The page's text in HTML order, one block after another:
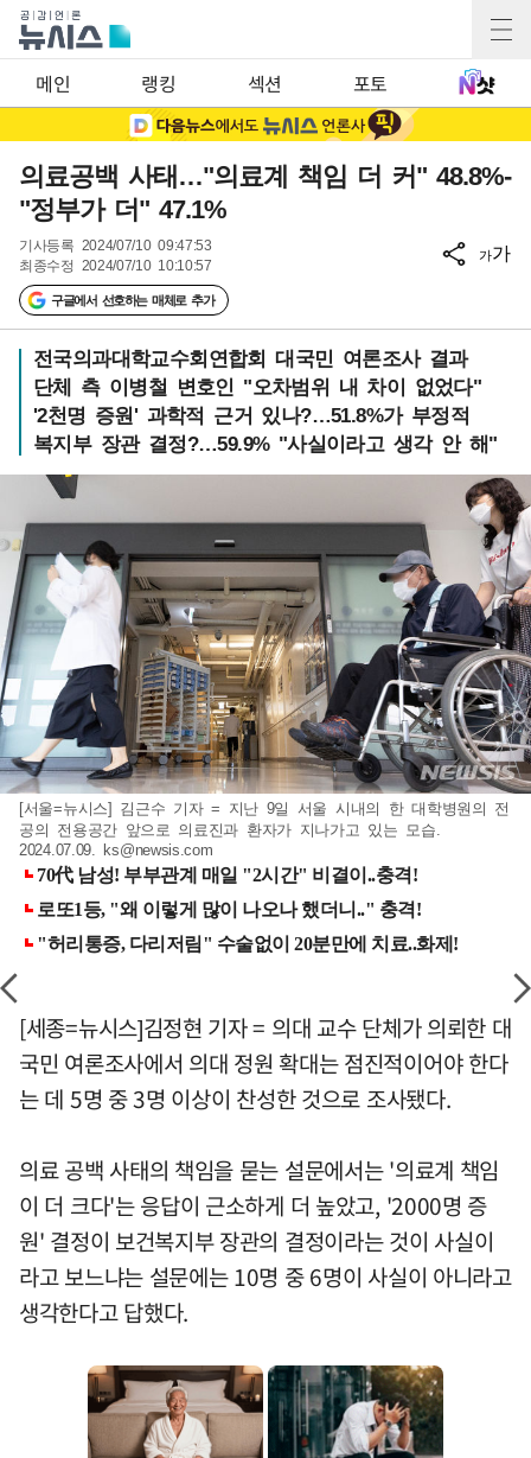
메인 랭킹 섹션 포토
의료공백 사태…"의료계 책임 더 커" 48.8%-
"정부가 더" 47.1%
기사등록 2024/07/10 09:47:53
최종수정 2024/07/10 10:10:57
구글에서 선호하는 매체로 추가
가가
전국의과대학교수회연합회 대국민 여론조사 결과
단체 측 이병철 변호인 "오차범위 내 차이 없었다"
'2천명 증원' 과학적 근거 있나?…51.8%가 부정적
복지부 장관 결정?…59.9% "사실이라고 생각 안 해"
[서울=뉴시스] 김근수 기자 = 지난 9일 서울 시내의 한 대학병원의 전
공의 전용공간 앞으로 의료진과 환자가 지나가고 있는 모습.
2024.07.09. ks@newsis.com
[세종=뉴시스]김정현 기자 = 의대 교수 단체가 의뢰한 대
국민 여론조사에서 의대 정원 확대는 점진적이어야 한다
는 데 5명 중 3명 이상이 찬성한 것으로 조사됐다.
의료 공백 사태의 책임을 묻는 설문에서는 '의료계 책임
이 더 크다'는 응답이 근소하게 더 높았고, '2000명 증
원' 결정이 보건복지부 장관의 결정이라는 것이 사실이
라고 보느냐는 설문에는 10명 중 6명이 사실이 아니라고
생각한다고 답했다.